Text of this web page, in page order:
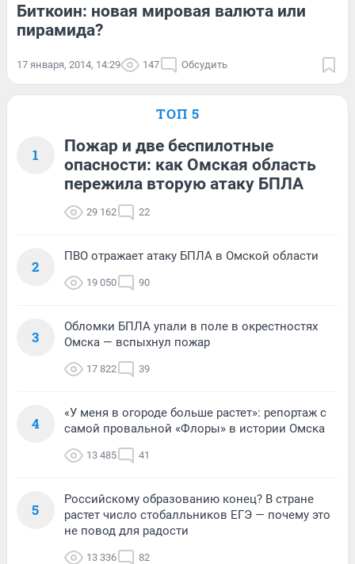
Биткоин: новая мировая валюта или
пирамида?
17 января, 2014, 14:29 147 Обсудить
ТОП 5
1
Пожар и две беспилотные
опасности: как Омская область
пережила вторую атаку БПЛА
29 162 22
2
ПВО отражает атаку БПЛА в Омской области
19 050 90
3
Обломки БПЛА упали в поле в окрестностях
Омска — вспыхнул пожар
17 822 39
4
«У меня в огороде больше растет»: репортаж с
самой провальной «Флоры» в истории Омска
13 485 41
5
Российскому образованию конец? В стране
растет число стобалльников ЕГЭ — почему это
не повод для радости
13 336 82